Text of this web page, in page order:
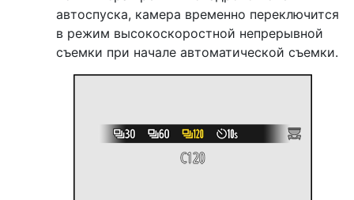
автоспуска, камера временно переключится
в режим высокоскоростной непрерывной
съемки при начале автоматической съемки.